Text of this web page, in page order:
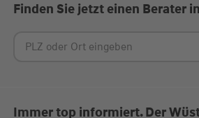
Finden Sie jetzt einen Berater
Immer top informiert. Der